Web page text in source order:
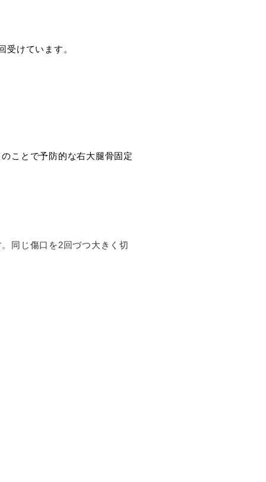
けています。
ことで予防的な右大腿骨固定
同じ傷口を2回づつ大きく切